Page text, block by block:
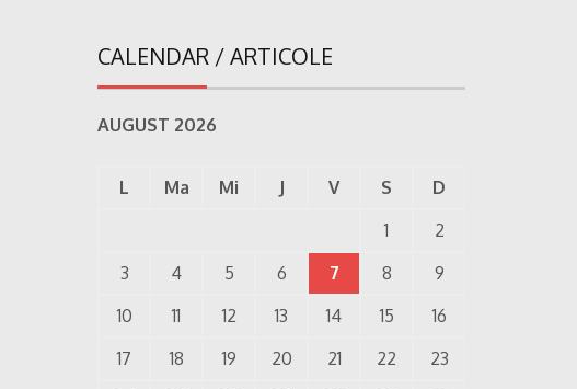
CALENDAR / ARTICOLE
AUGUST 2026
L Ma Mi J V S
D
1
2
3
4 5 6 7 8
9
10
11 12 13 14 15
16
17
18 19 20 21 22
23